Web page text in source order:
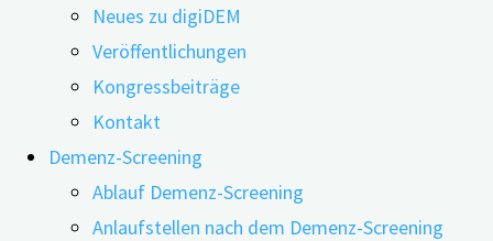
Neues zu digiDEM
Veröffentlichungen
Kongressbeiträge
Kontakt
Demenz-Screening
Ablauf Demenz-Screening
Anlaufstellen nach dem Demenz-Screening
Gestaltung
Der Einsatz von Musik und Lesen bei
Demenz – die internationale Studie
‚Homeside‘